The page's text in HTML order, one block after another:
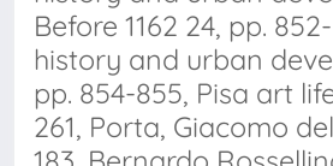
Before 1162 24, pp.
history and urban
pp. 854-855, Pisa art
261, Porta, Giacomo